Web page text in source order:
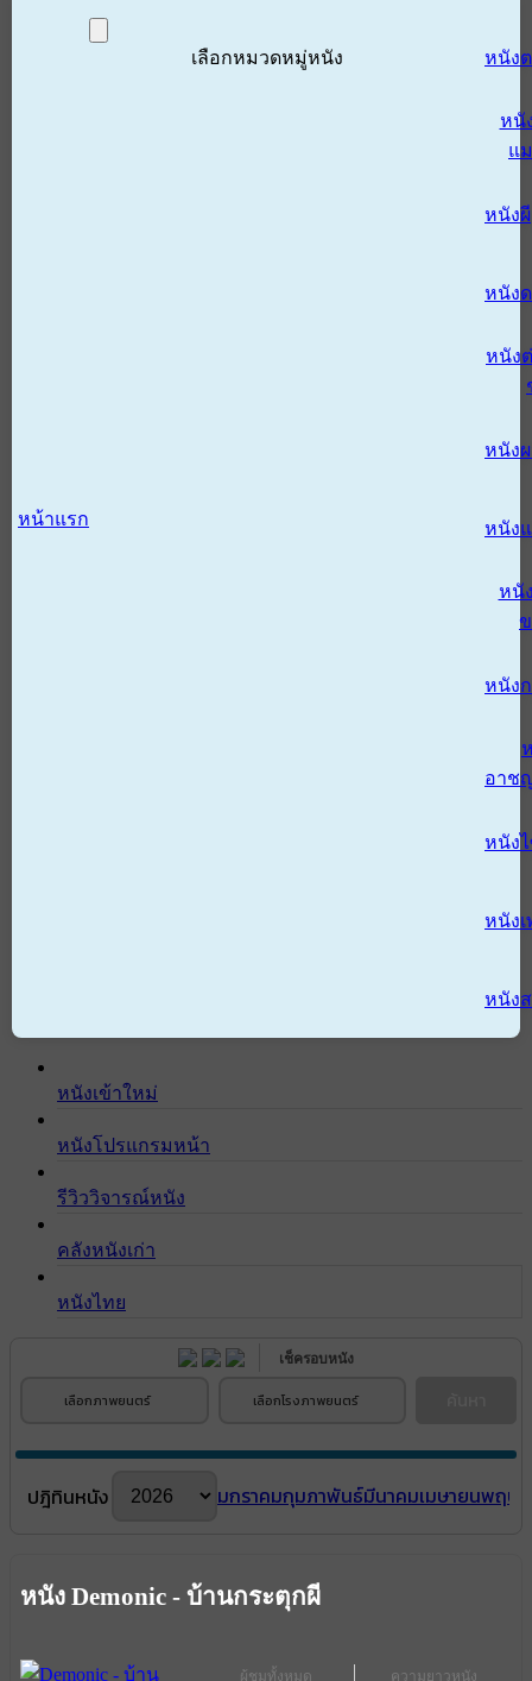
หน้าแรก
เลือกหมวดหมู่หนัง หนัง
หนั
แ
หนังผี
หนัง
หนัง
หนัง
หนัง
หนั
หนัง
อาช
หนัง
หนังเ
หนัง
หนังเข้าใหม่
หนังโปรแกรมหน้า
รีวิววิจารณ์หนัง
คลังหนังเก่า
หนังไทย
เช็ครอบหนัง
เลือกภาพยนตร์ เลือกโรงภาพยนตร์
ปฎิทินหนัง มกราคมกุมภาพันธ์มีนาคมเมษายนพฤษ
ผู้ชมทั้งหมด ความยาวหนัง
หนัง Demonic - บ้านกระตุกผี